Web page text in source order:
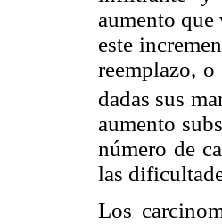
aumento
este
reemplazo,
dadas sus
aumento
número de
las
Los